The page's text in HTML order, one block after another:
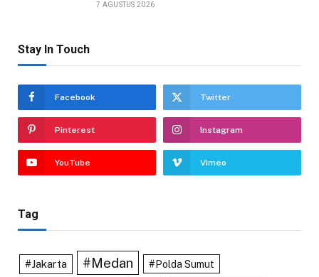
7 AGUSTUS 2026
Stay In Touch
Facebook Twitter
Pinterest Instagram
YouTube Vimeo
Tag
#Jakarta #Medan #Polda Sumut